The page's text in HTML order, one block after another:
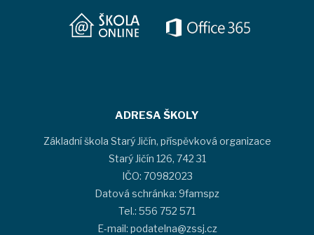
ADRESA ŠKOLY
Základní škola Starý Jičín, příspěvková organizace
Starý Jičín 126, 742 31
IČO: 70982023
Datová schránka: 9famspz
Tel.: 556 752 571
E-mail: podatelna@zssj.cz